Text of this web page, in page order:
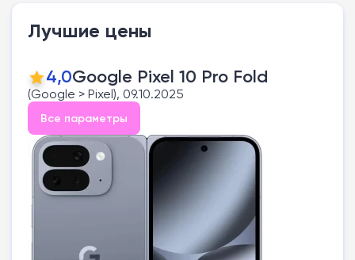
Лучшие цены
4,0Google Pixel 10 Pro Fold
(Google > Pixel), 09.10.2025
Все параметры